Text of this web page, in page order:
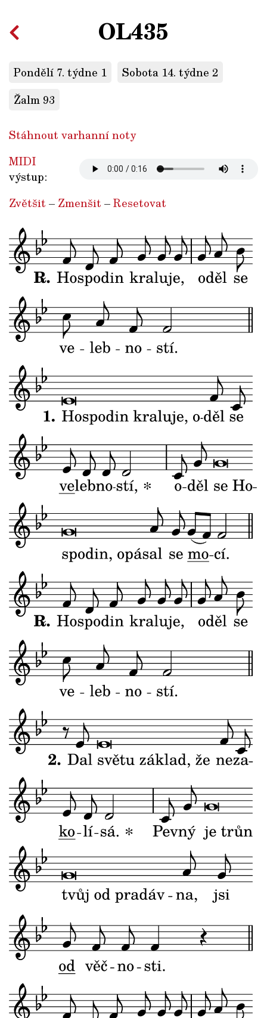
OL435
Pondělí 7. týdne 1
Sobota 14. týdne 2
Žalm 93
Stáhnout varhanní noty
MIDI
výstup:
Zvětšit – Zmenšit –Resetovat